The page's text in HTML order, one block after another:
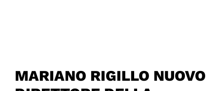
MARIANO RIGILLO NUOVO